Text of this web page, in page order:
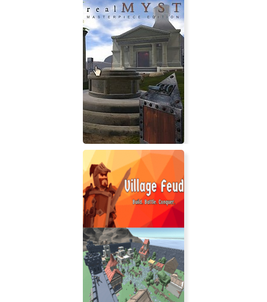
realMyst: Masterpiece Edition